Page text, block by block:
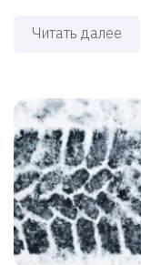
Читать далее